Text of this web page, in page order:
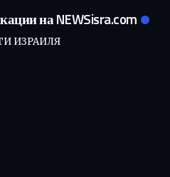
на NEWSisra.com
ИЗРАИЛЯ